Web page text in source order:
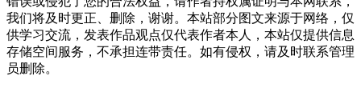
我们将及时更正、删除，谢谢。本站部分图文来源于网络，仅
供学习交流，发表作品观点仅代表作者本人，本站仅提供信息
存储空间服务，不承担连带责任。如有侵权，请及时联系管理
员删除。